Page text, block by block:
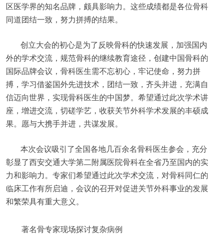
区医学界的知名品牌，颇具影响力。这些成绩都是各位骨科
同道团结一致，努力拼搏的结果。
创立大会的初心是为了反映骨科的快速发展，加强国内
外的学术交流，规范骨科的继续教育途径，创建中国骨科的
国际品牌会议，骨科医生需不忘初心，牢记使命，努力拼
搏，学习借鉴国外先进技术，团结一致，齐头并进，充满自
信迈向世界，实现骨科医生的中国梦。希望通过此次学术讲
座，增进交流，切磋学艺，收获关节外科学术发展的丰硕成
果。愿与大携手并进，共谋发展。
本次会议吸引了全国各地几百余名骨科医生参会，充分
彰显了西安交通大学第二附属医院骨科在全省乃至国内的实
力和影响力。专家们希望通过此次学术交流，对骨科同仁的
临床工作有所启迪，会议的召开对促进关节外科事业的发展
和繁荣具有重大意义。
著名骨专家现场探讨复杂病例